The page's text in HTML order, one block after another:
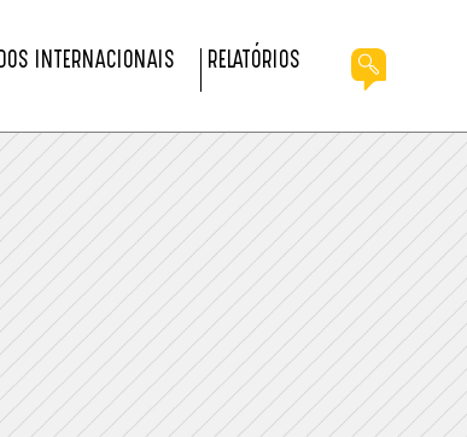
INTERNACIONAIS RELATÓRIOS